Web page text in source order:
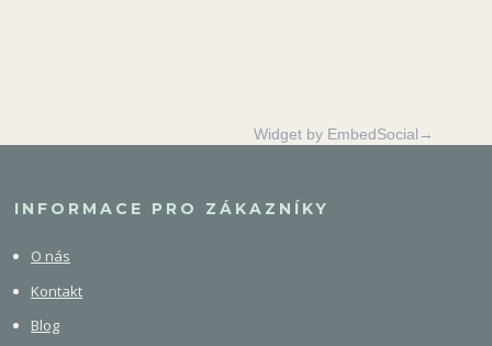
Widget by EmbedSocial→
INFORMACE PRO ZÁKAZNÍKY
O nás
Kontakt
Blog